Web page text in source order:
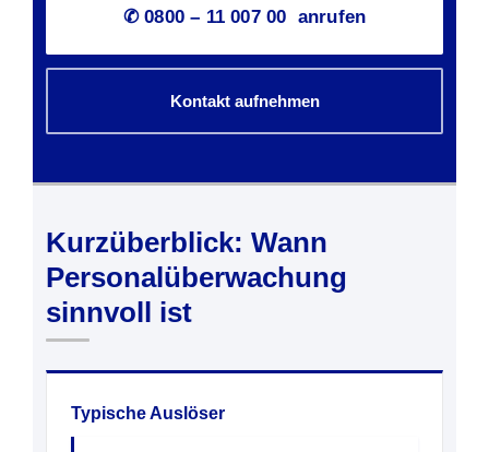
✆ 0800 – 11 007 00 anrufen
Kontakt aufnehmen
Kurzüberblick: Wann
Personalüberwachung
sinnvoll ist
Typische Auslöser